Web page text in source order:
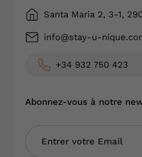
Santa Maria 2, 3-1,
info@stay-u-
+34 932 750 423
Abonnez-vous à notre